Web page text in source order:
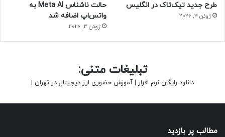
طرح جدید تیک‌تاک در انگلیس
ژوئن 3, 2026
حالت ناشناس Meta AI به
واتس‌اپ اضافه شد
ژوئن 3, 2026
تبلیغات متنی:
دانلود رایگان نرم افزار | آموزش حضوری ارز دیجیتال در تهران |
مطالب پر بازدید